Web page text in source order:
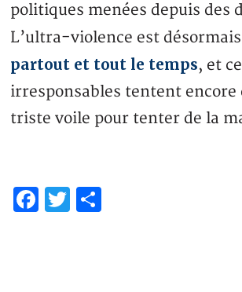
politiques menées depuis des
L’ultra-violence est désormais
partout et tout le temps, et
irresponsables tentent encore
triste voile pour tenter de la
Facebook
Twitter